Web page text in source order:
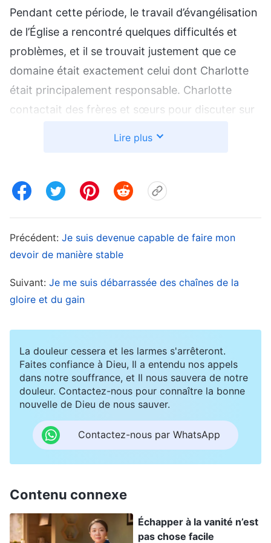
Pendant cette période, le travail d’évangélisation
de l’Église a rencontré quelques difficultés et
problèmes, et il se trouvait justement que ce
domaine était exactement celui dont Charlotte
était principalement responsable. Charlotte
contactait des frères et sœurs pour discuter sur
travail sortait du cadre de ma supervision, j’avais
longtemps, donc j’aurais dû collaborer avec eux
Charlotte était responsable, j’avais le sentiment
dirigeants supérieurs penseraient sûrement que
c’était la réussite de Charlotte et diraient qu’elle
quand on me le demandait, je trouvais poliment
des excuses, en disant : « Discutez-en entre
vous, je ne sais pas grand-chose à ce sujet. » Je
m’accrochais même aux défauts de Charlotte, et
de temps en temps, j’exprimais mon
va vraiment pas. Comment peut-elle suivre le
travail et résoudre les problèmes sans
comprendre les principes alors qu’il y a tant de
Lire plus
Précédent: Je suis devenue capable de faire mon
devoir de manière stable
Suivant: Je me suis débarrassée des chaînes de la
gloire et du gain
La douleur cessera et les larmes s'arrêteront.
Faites confiance à Dieu, Il a entendu nos appels
dans notre souffrance, et Il nous sauvera de notre
douleur. Contactez-nous pour connaître la bonne
nouvelle de Dieu de nous sauver.
Contactez-nous par WhatsApp
Contenu connexe
Échapper à la vanité n’est
pas chose facile